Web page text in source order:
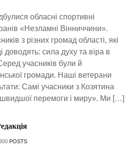
обласні спортивні
«Незламні Вінниччини».
з різних громад області, які
доводять: сила духу та віра в
учасників були й
громади. Наші ветерани
Самі учасники з Козятина
перемоги і миру». Ми […]
POSTS